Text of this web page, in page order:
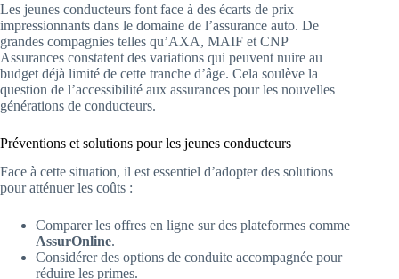
Les jeunes conducteurs font face à des écarts de prix
impressionnants dans le domaine de l’assurance auto. De
grandes compagnies telles qu’AXA, MAIF et CNP
Assurances constatent des variations qui peuvent nuire au
budget déjà limité de cette tranche d’âge. Cela soulève la
question de l’accessibilité aux assurances pour les nouvelles
générations de conducteurs.
Préventions et solutions pour les jeunes conducteurs
Face à cette situation, il est essentiel d’adopter des solutions
pour atténuer les coûts :
Comparer les offres en ligne sur des plateformes comme
AssurOnline.
Considérer des options de conduite accompagnée pour
réduire les primes.